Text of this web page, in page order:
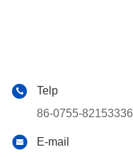
Telp
86-0755-82153336
E-mail